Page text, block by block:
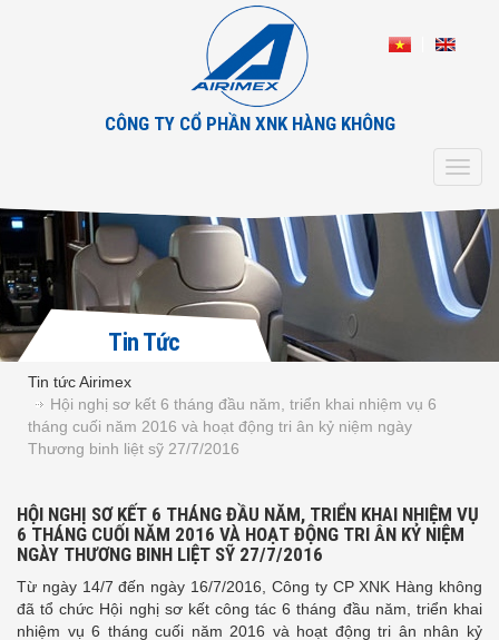
CÔNG TY CỔ PHẦN XNK HÀNG KHÔNG
Tin Tức
Tin tức Airimex
Hội nghị sơ kết 6 tháng đầu năm, triển khai nhiệm vụ 6
tháng cuối năm 2016 và hoạt động tri ân kỷ niệm ngày
Thương binh liệt sỹ 27/7/2016
HỘI NGHỊ SƠ KẾT 6 THÁNG ĐẦU NĂM, TRIỂN KHAI NHIỆM VỤ
6 THÁNG CUỐI NĂM 2016 VÀ HOẠT ĐỘNG TRI ÂN KỶ NIỆM
NGÀY THƯƠNG BINH LIỆT SỸ 27/7/2016
Từ ngày 14/7 đến ngày 16/7/2016, Công ty CP XNK Hàng không
đã tổ chức Hội nghị sơ kết công tác 6 tháng đầu năm, triển khai
nhiệm vụ 6 tháng cuối năm 2016 và hoạt động tri ân nhân kỷ